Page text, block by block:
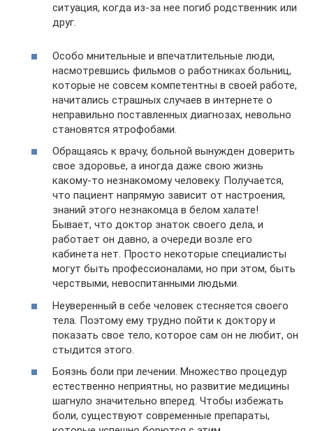
ситуация, когда из-за нее погиб родственник или
друг.
Особо мнительные и впечатлительные люди,
насмотревшись фильмов о работниках больниц,
которые не совсем компетентны в своей работе,
начитались страшных случаев в интернете о
неправильно поставленных диагнозах, невольно
становятся ятрофобами.
Обращаясь к врачу, больной вынужден доверить
свое здоровье, а иногда даже свою жизнь
какому-то незнакомому человеку. Получается,
что пациент напрямую зависит от настроения,
знаний этого незнакомца в белом халате!
Бывает, что доктор знаток своего дела, и
работает он давно, а очереди возле его
кабинета нет. Просто некоторые специалисты
могут быть профессионалами, но при этом, быть
черствыми, невоспитанными людьми.
Неуверенный в себе человек стесняется своего
тела. Поэтому ему трудно пойти к доктору и
показать свое тело, которое сам он не любит, он
стыдится этого.
Боязнь боли при лечении. Множество процедур
естественно неприятны, но развитие медицины
шагнуло значительно вперед. Чтобы избежать
боли, существуют современные препараты,